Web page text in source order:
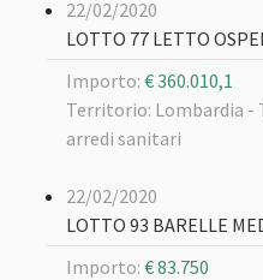
22/02/2020
LOTTO 77 LETTO
Importo: € 360.010,1
Territorio: Lombardia -
arredi sanitari
22/02/2020
LOTTO 93 BARELLE
Importo: € 83.750